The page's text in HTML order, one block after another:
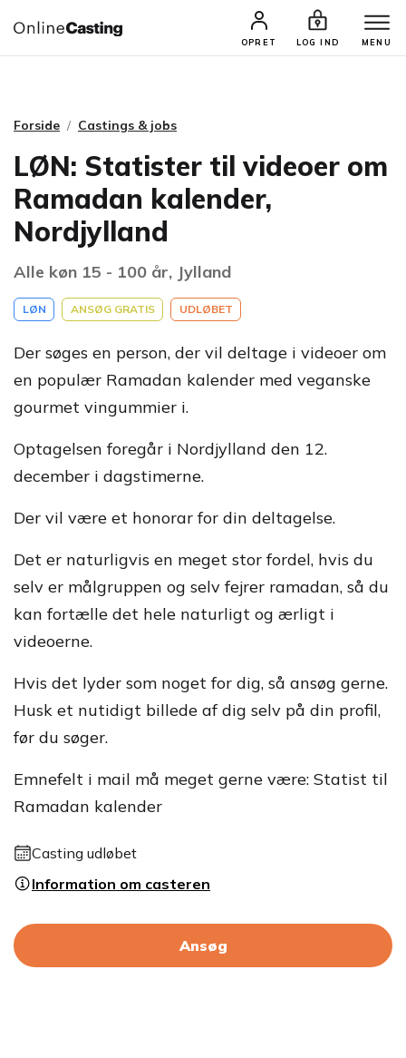
OPRET LOG IND MENU
CASTINGS & JOBS SØG PROFIL
Forside Castings & jobs
LØN: Statister til videoer om
Ramadan kalender,
Nordjylland
Alle køn 15 - 100 år, Jylland
LØN ANSØG GRATIS UDLØBET
Der søges en person, der vil deltage i videoer om
en populær Ramadan kalender med veganske
gourmet vingummier i.
Optagelsen foregår i Nordjylland den 12.
december i dagstimerne.
Der vil være et honorar for din deltagelse.
Det er naturligvis en meget stor fordel, hvis du
selv er målgruppen og selv fejrer ramadan, så du
kan fortælle det hele naturligt og ærligt i
videoerne.
Hvis det lyder som noget for dig, så ansøg gerne.
Husk et nutidigt billede af dig selv på din profil,
før du søger.
Emnefelt i mail må meget gerne være: Statist til
Ramadan kalender
Casting udløbet
Information om casteren
Ansøg